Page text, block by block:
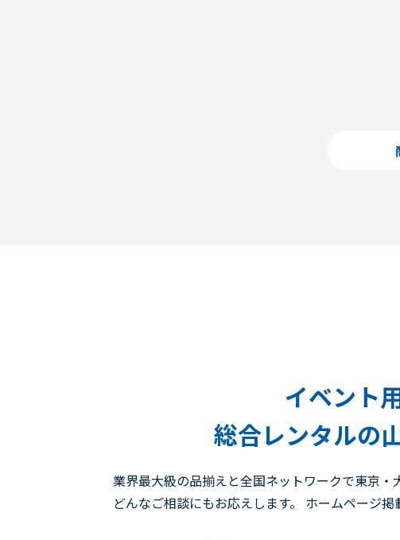
イベント
総合レンタルの
業界最大級の品揃えと全国ネットワークで東京
どんなご相談にもお応えします。 ホームページ